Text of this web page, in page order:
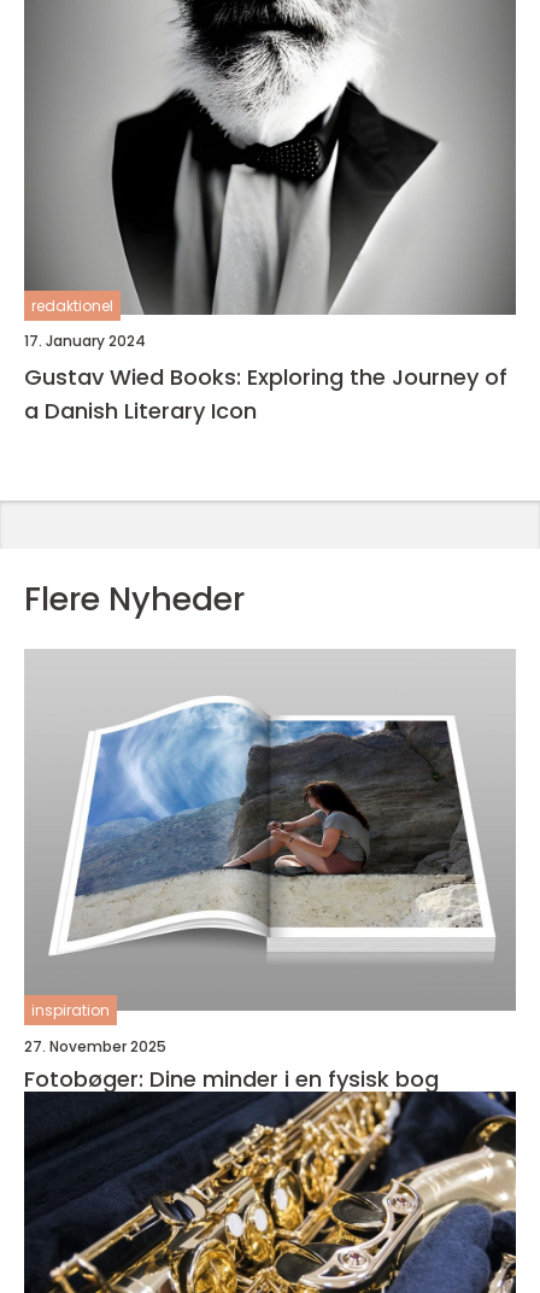
redaktionel
17. January 2024
Gustav Wied Books: Exploring the Journey of
a Danish Literary Icon
Flere Nyheder
inspiration
27. November 2025
Fotobøger: Dine minder i en fysisk bog